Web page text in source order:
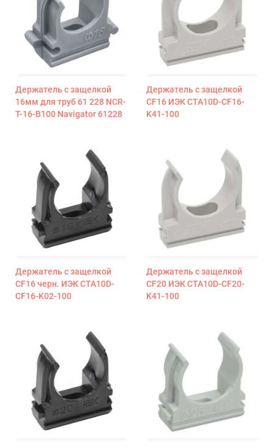
Держатель с защелкой
16мм для труб 61 228 NCR-
T-16-B100 Navigator 61228
Держатель с защелкой
CF16 ИЭК CTA10D-CF16-
K41-100
Держатель с защелкой
CF16 черн. ИЭК CTA10D-
CF16-K02-100
Держатель с защелкой
CF20 ИЭК CTA10D-CF20-
K41-100